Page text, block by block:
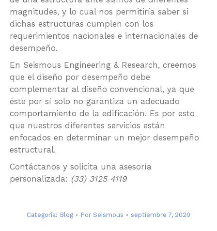
magnitudes, y lo cual nos permitiría saber si
dichas estructuras cumplen con los
requerimientos nacionales e internacionales de
desempeño.
En Seismous Engineering & Research, creemos
que el diseño por desempeño debe
complementar al diseño convencional, ya que
éste por sí solo no garantiza un adecuado
comportamiento de la edificación. Es por esto
que nuestros diferentes servicios están
enfocados en determinar un mejor desempeño
estructural.
Contáctanos y solicita una asesoría
personalizada: (33) 3125 4119
Categoría: Blog Por Seismous septiembre 7, 2020